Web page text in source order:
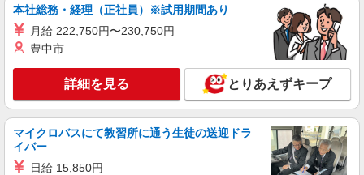
募★
時給1650円〜2312円 ＜日払い有/週払い有/交
キープ 詳細を見る
派遣社員
株式会社トラストグロース 新宿本社 第3営業部
本社総務・経理（正社員）※試用期間あり
月給 222,750円〜230,750円
豊中市
詳細を見る とりあえずキープ
マイクロバスにて教習所に通う生徒の送迎ドラ
イバー
日給 15,850円